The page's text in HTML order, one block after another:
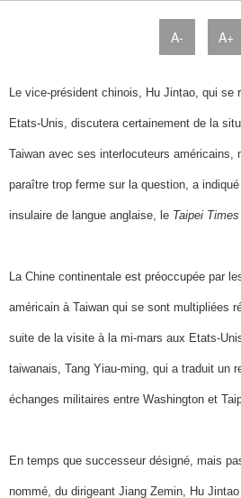
A- A+
Le vice-président chinois, Hu Jintao, qui se
Etats-Unis, discutera certainement de la
Taiwan avec ses interlocuteurs américains,
paraître trop ferme sur la question, a indiqué
insulaire de langue anglaise, le Taipei Times
La Chine continentale est préoccupée par
américain à Taiwan qui se sont multipliées
suite de la visite à la mi-mars aux Etats-
taiwanais, Tang Yiau-ming, qui a traduit un
échanges militaires entre Washington et
En temps que successeur désigné, mais
nommé, du dirigeant Jiang Zemin, Hu Jintao